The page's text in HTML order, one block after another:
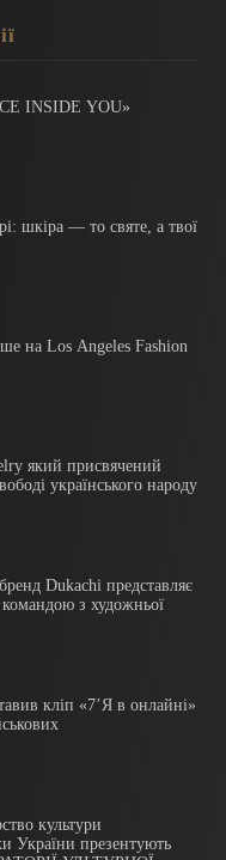
INSIDE YOU»
шкіра — то святе, а твої
на Los Angeles Fashion
який присвячений
унікальності та свободі українського народу
Dukachi представляє
з художньої
кліп «7’Я в онлайні»
культури
України презентують